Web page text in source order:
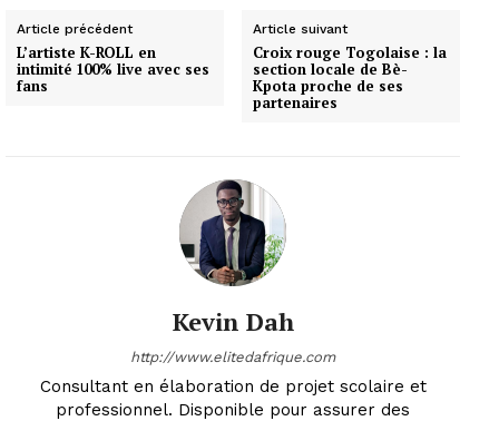
Article précédent
L’artiste K-ROLL en
intimité 100% live avec ses
fans
Article suivant
Croix rouge Togolaise : la
section locale de Bè-
Kpota proche de ses
partenaires
Kevin Dah
http://www.elitedafrique.com
Consultant en élaboration de projet scolaire et
professionnel. Disponible pour assurer des